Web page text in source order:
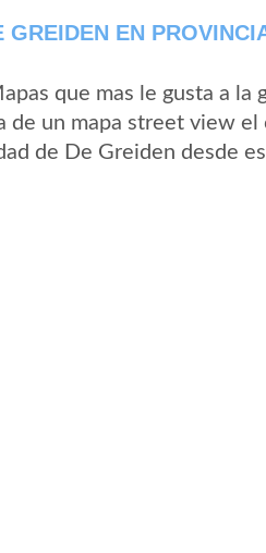
EN
que mas le gusta a la
un mapa street view el
de De Greiden desde